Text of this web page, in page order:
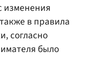
изменения
в правила
согласно
было